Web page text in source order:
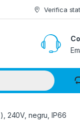
Verifica
240V, negru, IP66